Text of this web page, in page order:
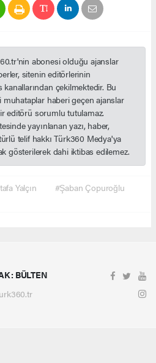
abonesi olduğu ajanslar
sitenin editörlerinin
çekilmektedir. Bu
haberi geçen ajanslar
editörü sorumlu tutulamaz.
yayınlanan yazı, haber,
telif hakkı Türk360 Medya'ya
gösterilerek dahi iktibas edilemez.
Yalçın
#Şaban Çopuroğlu
: BÜLTEN